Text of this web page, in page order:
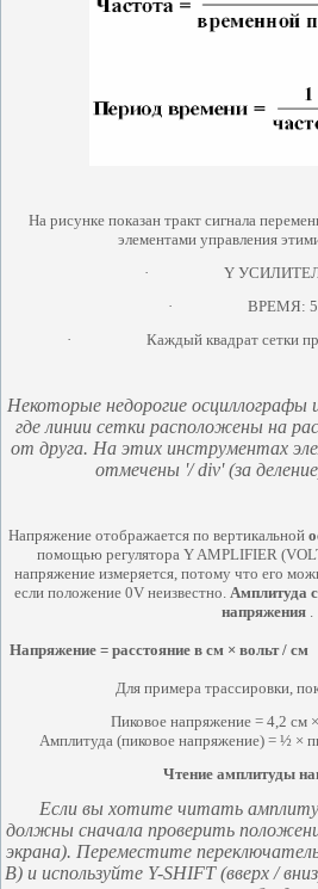
На рисунке показан тракт сигнала
элементами управления
·
Y
·
ВРЕМЯ: 5
·
Каждый квадрат сетки
Некоторые недорогие осциллографы
где линии сетки расположены на
от друга. На этих инструментах
отмечены '/ div' (за
Напряжение отображается по вертикальной
помощью регулятора Y AMPLIFIER
напряжение измеряется, потому что его
если положение 0V неизвестно. Амплитуда
напряжения.
Напряжение = расстояние в см × вольт / см
Для примера трассировки,
Пиковое напряжение = 4,2 см
Амплитуда (пиковое напряжение) = ½ ×
Чтение амплитуды
Если вы хотите читать
должны сначала проверить
экрана). Переместите
В) и используйте Y-SHIFT (вверх /